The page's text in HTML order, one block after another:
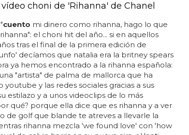
choni de 'Rihanna' de Chanel
cuento mi dinero como rihanna, hago lo que
el choni hit del año... si en aquellos
tras el final de la primera edición de
decíamos que natalia era la britney spears
ya hemos encontrado a la rihanna española:
"artista" de palma de mallorca que ha
youtube y las redes sociales gracias a sus
estilazo y a unos videoclips de lo más
qué? porque ella dice que es rihanna y a ver
de golf que blande te atreves a llevarle la
rihanna mezcla 'we found love' con 'how